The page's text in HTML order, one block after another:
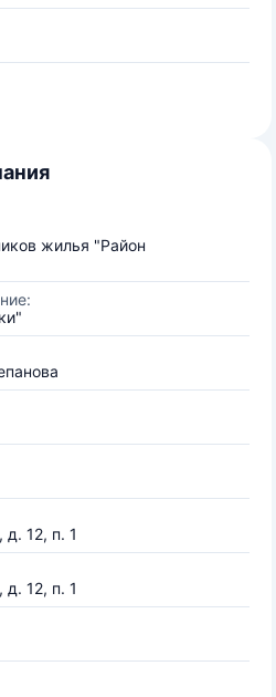
жилья "Район
12, п. 1
12, п. 1